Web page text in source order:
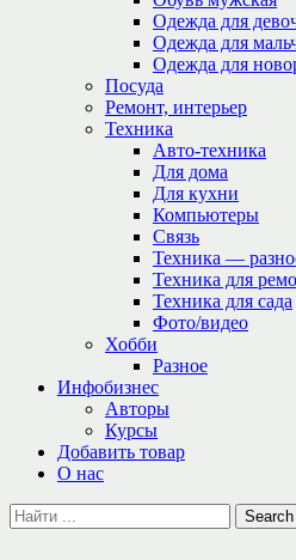
Одежда для
Одежда для
Одежда для
Посуда
Ремонт, интерьер
Техника
Авто-техника
Для дома
Для кухни
Компьютеры
Связь
Техника —
Техника для
Техника для сада
Фото/видео
Хобби
Разное
Инфобизнес
Авторы
Курсы
Добавить товар
О нас